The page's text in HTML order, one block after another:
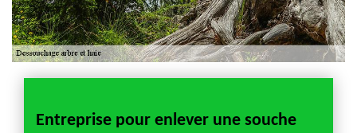
Entreprise pour enlever une souche